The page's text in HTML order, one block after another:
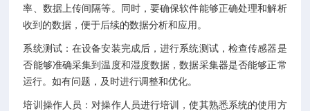
率、数据上传间隔等。同时，要确保软件能够正确处理和解析
收到的数据，便于后续的数据分析和应用。
系统测试：在设备安装完成后，进行系统测试，检查传感器是
否能够准确采集到温度和湿度数据，数据采集器是否能够正常
运行。如有问题，及时进行调整和优化。
培训操作人员：对操作人员进行培训，使其熟悉系统的使用方